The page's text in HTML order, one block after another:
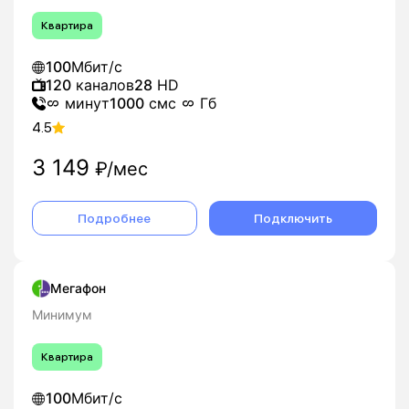
Квартира
100Мбит/с
120 каналов28 HD
минут1000 смс Гб
4.5
3 149 ₽/мес
Подробнее Подключить
Мегафон
Минимум
Квартира
100Мбит/с